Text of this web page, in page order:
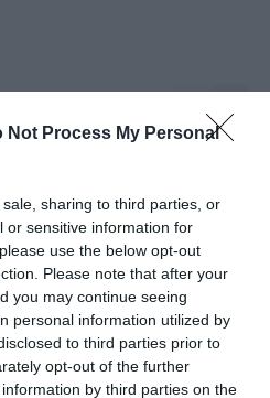
Not Process My Personal
sharing to third parties, or
or sensitive information for
use the below opt-out
Please note that after your
you may continue seeing
personal information utilized by
to third parties prior to
opt-out of the further
by third parties on the
Le 25